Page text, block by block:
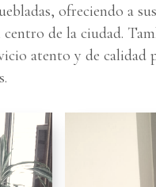
ofreciendo a
de la ciudad.
atento y de calidad